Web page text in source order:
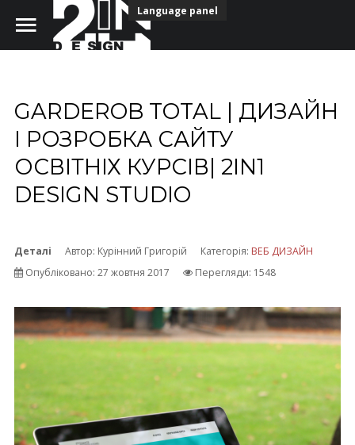
Головна
Портфоліо
Наша команда
НАШІ КОНТАКТИ
Language panel
GARDEROB TOTAL | ДИЗАЙН
І РОЗРОБКА САЙТУ
ОСВІТНІХ КУРСІВ| 2IN1
DESIGN STUDIO
Деталі Автор: Курінний Григорій Категорія: ВЕБ ДИЗАЙН
Опубліковано: 27 жовтня 2017
Перегляди: 1548